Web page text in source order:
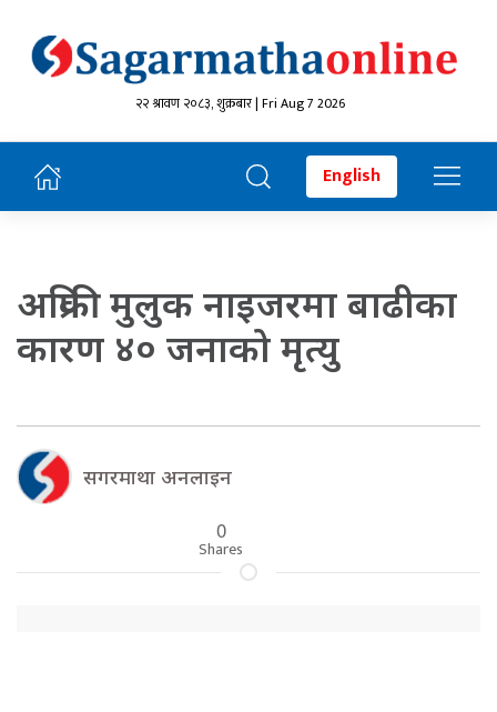
२२ श्रावण २०८३, शुक्रबार | Fri Aug 7 2026
English
अफ्रिकी मुलुक नाइजरमा बाढीका
कारण ४० जनाको मृत्यु
सगरमाथा अनलाइन
0
Shares